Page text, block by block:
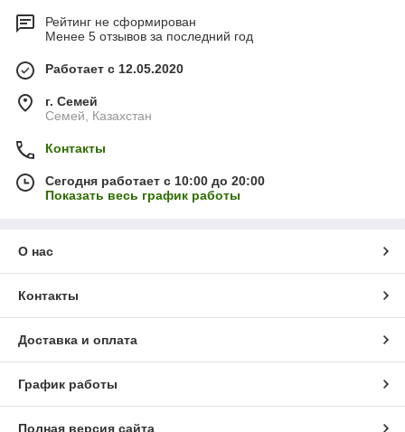
Рейтинг не сформирован
Менее 5 отзывов за последний год
Работает с 12.05.2020
г. Семей
Семей, Казахстан
Контакты
Сегодня работает с 10:00 до 20:00
Показать весь график работы
О нас
Контакты
Доставка и оплата
График работы
Полная версия сайта